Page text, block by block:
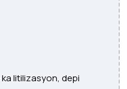
litilizasyon, depi